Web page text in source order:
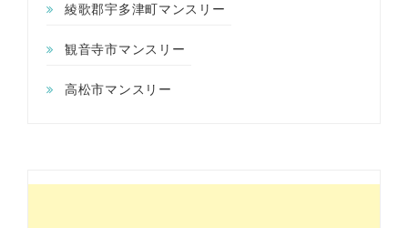
綾歌郡宇多津町マンスリー
観音寺市マンスリー
高松市マンスリー